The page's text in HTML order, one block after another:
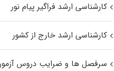
کارشناسی ارشد فراگیر پیام نور
کارشناسی ارشد خارج از کشور
سرفصل ها و ضرایب دروس